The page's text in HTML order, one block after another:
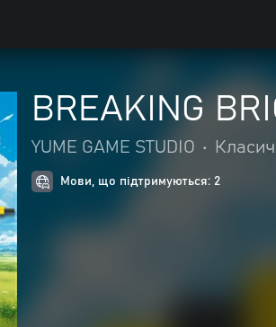
BREAKING
YUME GAME STUDIO •
Мови, що підтримуються: 2